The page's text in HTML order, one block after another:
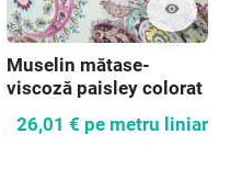
visibility
Muselin mătase-
viscoză paisley colorat
26,01 € pe metru liniar